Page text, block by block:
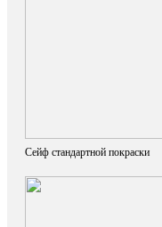
Сейф стандартной покраски